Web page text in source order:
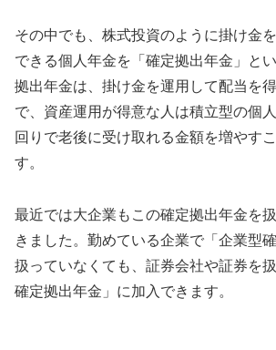
その中でも、株式投資のように掛け金
できる個人年金を「確定拠出年金」と
拠出年金は、掛け金を運用して配当を
で、資産運用が得意な人は積立型の個
回りで老後に受け取れる金額を増やす
す。
最近では大企業もこの確定拠出年金を
きました。勤めている企業で「企業型
扱っていなくても、証券会社や証券を
確定拠出年金」に加入できます。